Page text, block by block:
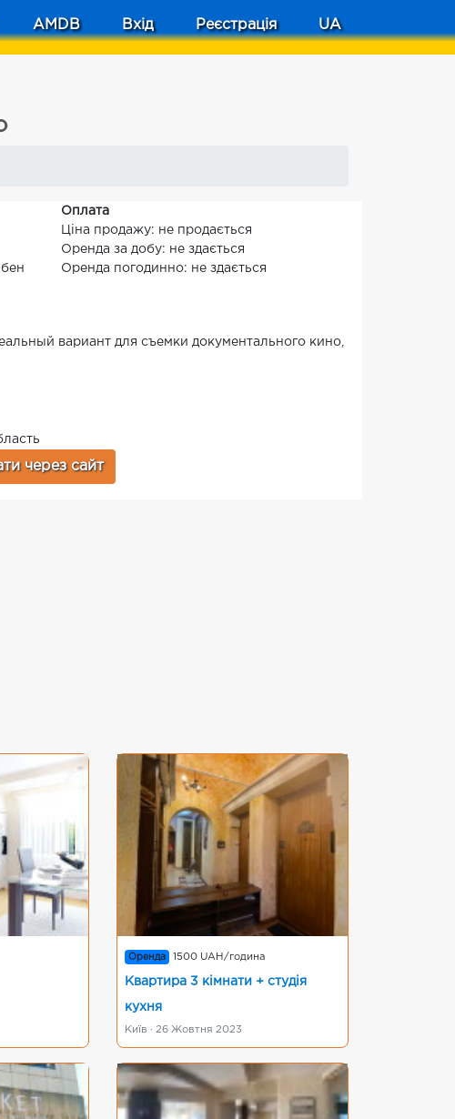
AMDB Вхід Реєстрація UA
Оплата
Ціна продажу: не продається
Оренда за добу: не здається
Оренда погодинно: не здається
вариант для съемки документального кино,
через сайт
Оренда 1500 UAH/година
Квартира 3 кімнати + студія
кухня
Київ · 26 Жовтня 2023